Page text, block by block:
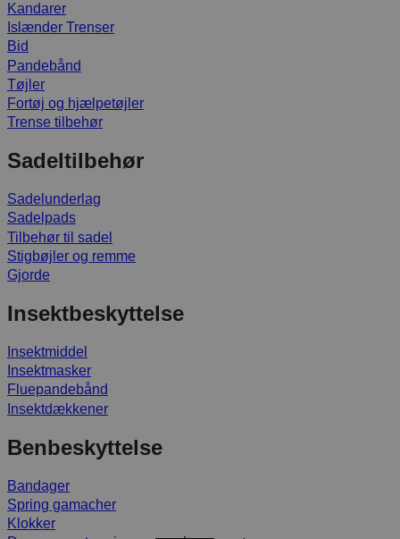
Kandarer
Islænder Trenser
Bid
Pandebånd
Tøjler
Fortøj og hjælpetøjler
Trense tilbehør
Sadeltilbehør
Sadelunderlag
Sadelpads
Tilbehør til sadel
Stigbøjler og remme
Gjorde
Insektbeskyttelse
Insektmiddel
Insektmasker
Fluepandebånd
Insektdækkener
Benbeskyttelse
Bandager
Spring gamacher
Klokker